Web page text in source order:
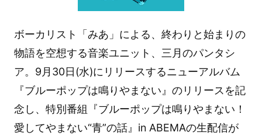
ボーカリスト「みあ」による、終わりと始まりの
物語を空想する音楽ユニット、三月のパンタシ
ア。9月30日(水)にリリースするニューアルバム
『ブルーポップは鳴りやまない』のリリースを記
念し、特別番組『ブルーポップは鳴りやまない！
愛してやまない“青”の話』in ABEMAの生配信が